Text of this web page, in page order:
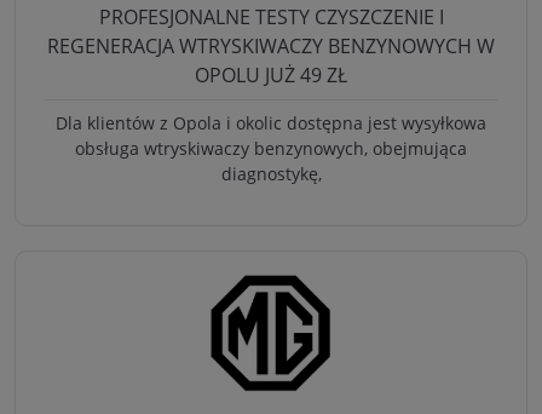
PROFESJONALNE TESTY CZYSZCZENIE I
REGENERACJA WTRYSKIWACZY BENZYNOWYCH W
OPOLU JUŻ 49 ZŁ
Dla klientów z Opola i okolic dostępna jest wysyłkowa
obsługa wtryskiwaczy benzynowych, obejmująca
diagnostykę,